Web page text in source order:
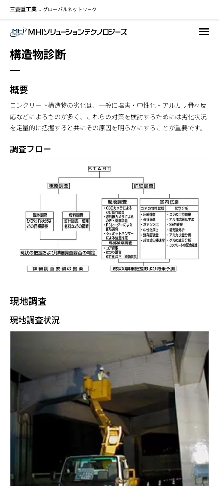
三菱重工業 - グローバルネットワーク
構造物診断
概要
コンクリート構造物の劣化は、一般に塩害・中性化・アルカリ骨材反
応などによるものが多く、これらの対策を検討するためには劣化状況
を定量的に把握すると共にその原因を明らかにすることが重要です。
調査フロー
現地調査
現地調査状況